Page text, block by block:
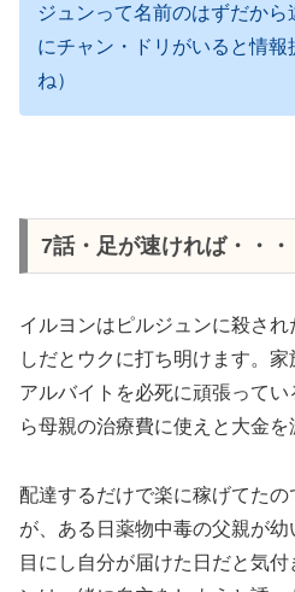
ジュンって名前のはずだか
にチャン・ドリがいると情
ね）
7話・足が速ければ・・・
イルヨンはピルジュンに殺さ
しだとウクに打ち明けます。
アルバイトを必死に頑張って
ら母親の治療費に使えと大金を
配達するだけで楽に稼げてた
が、ある日薬物中毒の父親が
目にし自分が届けた日だと気